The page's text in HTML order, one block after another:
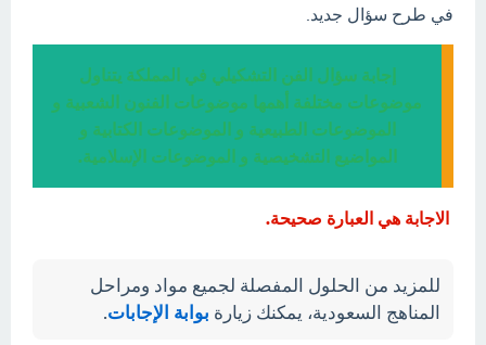
في طرح سؤال جديد.
إجابة سؤال الفن التشكيلي في المملكة يتناول
موضوعات مختلفة أهمها موضوعات الفنون الشعبية و
الموضوعات الطبيعية و الموضوعات الكتابية و
المواضيع التشخيصية و الموضوعات الإسلامية.
الاجابة هي العبارة صحيحة.
للمزيد من الحلول المفصلة لجميع مواد ومراحل
المناهج السعودية، يمكنك زيارة بوابة الإجابات.